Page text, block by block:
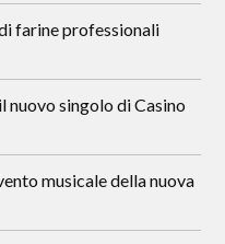
farine professionali
nuovo singolo di Casino
musicale della nuova